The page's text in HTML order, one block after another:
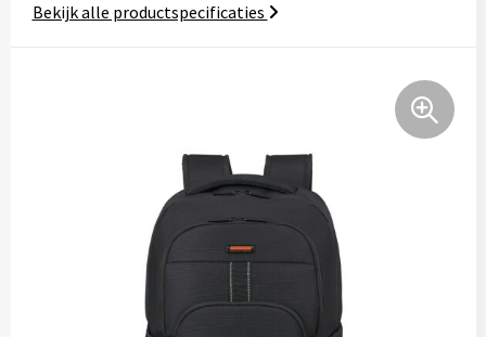
Bekijk alle productspecificaties